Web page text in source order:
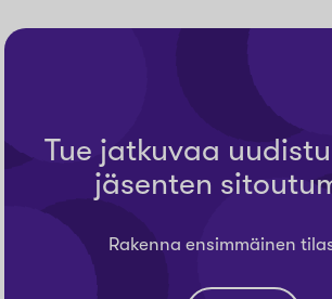
Tue jatkuvaa
jäsenten
Rakenna ensimmäinen